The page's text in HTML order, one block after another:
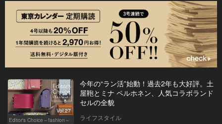
Vol.27
Editor's Choice～fashion～
今年の“ラン活”始動！過去2年も大好評。土
屋鞄とミナ ペルホネン、人気コラボランド
セルの全貌
ライフスタイル